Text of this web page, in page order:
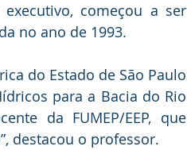
começou a ser
no ano de 1993.
do Estado de São Paulo
para a Bacia do Rio
da FUMEP/EEP, que
destacou o professor.